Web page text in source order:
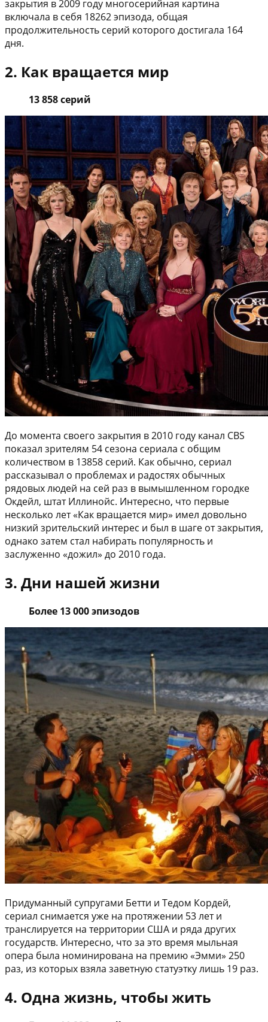
закрытия в 2009 году многосерийная картина
включала в себя 18262 эпизода, общая
продолжительность серий которого достигала 164
дня.
2. Как вращается мир
13 858 серий
До момента своего закрытия в 2010 году канал CBS
показал зрителям 54 сезона сериала с общим
количеством в 13858 серий. Как обычно, сериал
рассказывал о проблемах и радостях обычных
рядовых людей на сей раз в вымышленном городке
Окдейл, штат Иллинойс. Интересно, что первые
несколько лет «Как вращается мир» имел довольно
низкий зрительский интерес и был в шаге от закрытия,
однако затем стал набирать популярность и
заслуженно «дожил» до 2010 года.
3. Дни нашей жизни
Более 13 000 эпизодов
Придуманный супругами Бетти и Тедом Кордей,
сериал снимается уже на протяжении 53 лет и
транслируется на территории США и ряда других
государств. Интересно, что за это время мыльная
опера была номинирована на премию «Эмми» 250
раз, из которых взяла заветную статуэтку лишь 19 раз.
4. Одна жизнь, чтобы жить